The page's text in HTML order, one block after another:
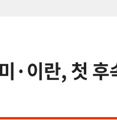
·이란, 첫